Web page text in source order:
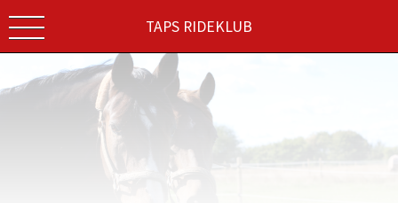
TAPS RIDEKLUB